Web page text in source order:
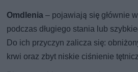
Omdlenia – pojawiają się głównie
podczas długiego stania lub
Do ich przyczyn zalicza się:
krwi oraz zbyt niskie ciśnienie